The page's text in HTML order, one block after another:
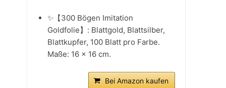
✨【300 Bögen Imitation
Goldfolie】: Blattgold, Blattsilber,
Blattkupfer, 100 Blatt pro Farbe.
Maße: 16 x 16 cm.
Bei Amazon kaufen